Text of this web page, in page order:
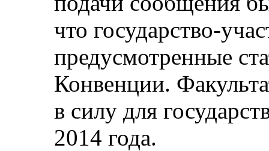
что государство-
предусмотренные
Конвенции.
в силу для
2014 года.